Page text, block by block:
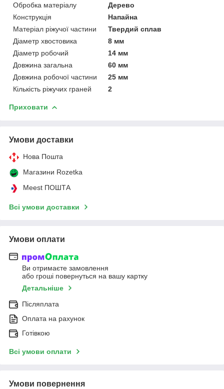
Обробка матеріалу
Дерево
Конструкція
Напайна
Матеріал ріжучої частини
Твердий сплав
Діаметр хвостовика
8 мм
Діаметр робочий
14 мм
Довжина загальна
60 мм
Довжина робочої частини
25 мм
Кількість ріжучих граней
2
Приховати
Умови доставки
Нова Пошта
Магазини Rozetka
Meest ПОШТА
Всі умови доставки
Умови оплати
Ви отримаєте замовлення
або гроші повернуться на вашу картку
Детальніше
Післяплата
Оплата на рахунок
Готівкою
Всі умови оплати
Умови повернення